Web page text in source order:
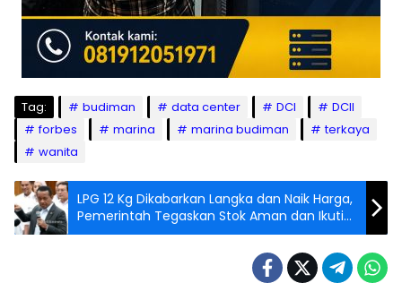
Tag: budiman data center DCI
DCII
forbes
marina marina budiman
terkaya
wanita
LPG 12 Kg Dikabarkan Langka dan Naik Harga,
Pemerintah Tegaskan Stok Aman dan Ikuti
Mekanisme Pasar